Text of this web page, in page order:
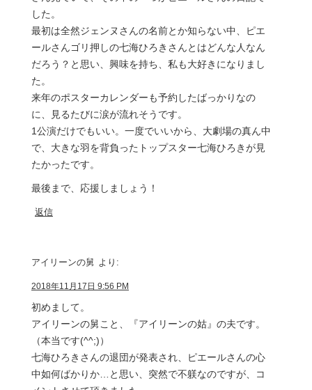
した。
最初は全然ジェンヌさんの名前とか知らない中、ピエ
ールさんゴリ押しの七海ひろきさんとはどんな人なん
だろう？と思い、興味を持ち、私も大好きになりまし
た。
来年のポスターカレンダーも予約したばっかりなの
に、見るたびに涙が流れそうです。
1公演だけでもいい。一度でいいから、大劇場の真ん中
で、大きな羽を背負ったトップスター七海ひろきが見
たかったです。
最後まで、応援しましょう！
返信
アイリーンの舅 より:
2018年11月17日 9:56 PM
初めまして。
アイリーンの舅こと、『アイリーンの姑』の夫です。
（本当です(^^;)）
七海ひろきさんの退団が発表され、ピエールさんの心
中如何ばかりか…と思い、突然で不躾なのですが、コ